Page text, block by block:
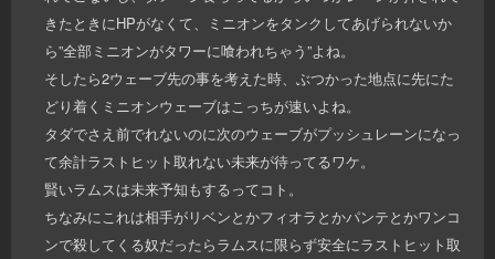
きたときにHPがなくて、ミニオンをタンクしてあげられないか
ら”全部ミニオンがタワーに喰われちゃう”よね。
そしたら2ウェーブ先の事を考えた時、ぶつかった地点に先にた
どり着くミニオンウェーブはこっちが速いよね。
タダでさえ前でれないのに次のウェーブがプッシュレーンになっ
て余計ラストヒット取れない未来が待ってるワケ。
賢いラムスは未来予知もするってコト。
ちなみにこれは相手がリベンとかフィオラとかパンテとかワンコ
ンで殺してくる奴だったらラムスに限らず安全にラストヒット取